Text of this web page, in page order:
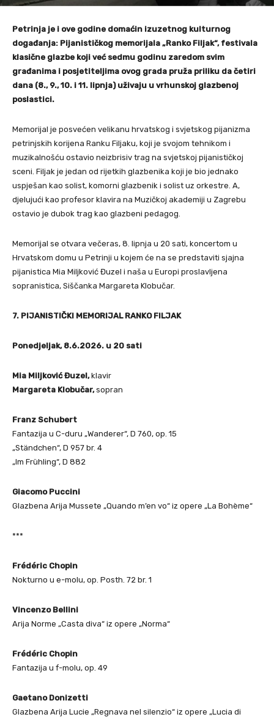
Petrinja je i ove godine domaćin izuzetnog kulturnog
događanja: Pijanističkog memorijala „Ranko Filjak“, festivala
klasične glazbe koji već sedmu godinu zaredom svim
građanima i posjetiteljima ovog grada pruža priliku da četiri
dana (8., 9., 10. i 11. lipnja) uživaju u vrhunskoj glazbenoj
poslastici.
Memorijal je posvećen velikanu hrvatskog i svjetskog pijanizma
petrinjskih korijena Ranku Filjaku, koji je svojom tehnikom i
muzikalnošću ostavio neizbrisiv trag na svjetskoj pijanističkoj
sceni. Filjak je jedan od rijetkih glazbenika koji je bio jednako
uspješan kao solist, komorni glazbenik i solist uz orkestre. A,
djelujući kao profesor klavira na Muzičkoj akademiji u Zagrebu
ostavio je dubok trag kao glazbeni pedagog.
Memorijal se otvara večeras, 8. lipnja u 20 sati, koncertom u
Hrvatskom domu u Petrinji u kojem će na se predstaviti sjajna
pijanistica Mia Miljković Đuzel i naša u Europi proslavljena
sopranistica, Siščanka Margareta Klobučar.
7. PIJANISTIČKI MEMORIJAL RANKO FILJAK
Ponedjeljak, 8.6.2026. u 20 sati
Mia Miljković Đuzel,klavir
Margareta Klobučar,sopran
Franz Schubert
Fantazija u C-duru „Wanderer“, D 760, op. 15
„Ständchen“, D 957 br. 4
„Im Frühling“, D 882
Giacomo Puccini
Glazbena Arija Mussete „Quando m’en vo“ iz opere „La Bohème“
***
Frédéric Chopin
Nokturno u e-molu, op. Posth. 72 br. 1
Vincenzo Bellini
Arija Norme „Casta diva“ iz opere „Norma“
Frédéric Chopin
Fantazija u f-molu, op. 49
Gaetano Donizetti
Glazbena Arija Lucie „Regnava nel silenzio“ iz opere „Lucia di